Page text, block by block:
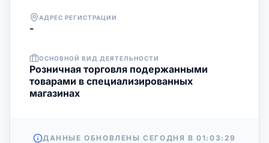
АДРЕС РЕГИСТРАЦИИ
-
ОСНОВНОЙ ВИД ДЕЯТЕЛЬНОСТИ
Розничная торговля подержанными
товарами в специализированных
магазинах
ДАННЫЕ ОБНОВЛЕНЫ СЕГОДНЯ В01:03:29